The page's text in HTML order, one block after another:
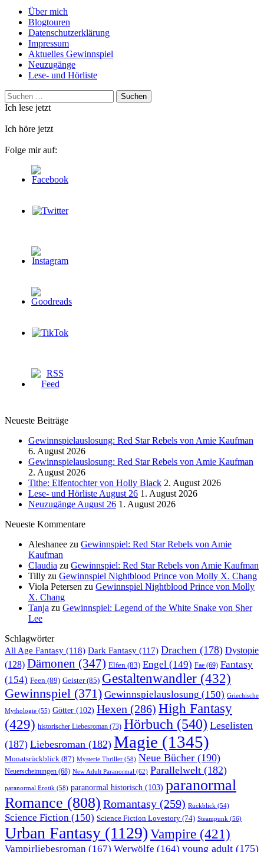
Über mich
Blogtouren
Datenschutzerklärung
Impressum
Aktuelles Gewinnspiel
Neuzugänge
Lese- und Hörliste
Suchen
nach:
Ich lese jetzt
Ich höre jetzt
Folge mir auf:
Neueste Beiträge
Gewinnspielauslosung: Red Star Rebels von Amie Kaufman
6. August 2026
Gewinnspielauslosung: Red Star Rebels von Amie Kaufman
2. August 2026
Tithe: Elfentochter von Holly Black 2. August 2026
Lese- und Hörliste August 26 1. August 2026
Neuzugänge August 26 1. August 2026
Neueste Kommentare
Aleshanee zu Gewinnspiel: Red Star Rebels von Amie
Kaufman
Claudia zu Gewinnspiel: Red Star Rebels von Amie Kaufman
Tilly zu Gewinnspiel Nightblood Prince von Molly X. Chang
Viola Petersen zu Gewinnspiel Nightblood Prince von Molly
X. Chang
Tanja zu Gewinnspiel: Legend of the White Snake von Sher
Lee
Schlagwörter
All Age Fantasy (118) Dark Fantasy (117) Drachen (178) Dystopie
(128) Dämonen (347) Elfen (83) Engel (149) Fae (69) Fantasy
(154) Feen (89) Geister(85) Gestaltenwandler (432)
Gewinnspiel (371) Gewinnspielauslosung (150) Griechische
Mythologie (55) Götter (102) Hexen (286) High Fantasy
(429) historischer Liebesroman (73) Hörbuch (540) Leselisten
(187) Liebesroman (182) Magie (1345)
Monatsrückblick (87) Mysterie Thriller (58) Neue Bücher (190)
Neuerscheinungen (68) New Adult Paranormal (62) Parallelwelt (182)
paranormal Erotik (58) paranormal historisch (103) paranormal
Romance (808) Romantasy (259) Rückblick (54)
Science Fiction (150) Science Fiction Lovestory (74) Steampunk (56)
Urban Fantasy (1129) Vampire (421)
Vampirliebesroman (167) Werwölfe (164) young adult (175)